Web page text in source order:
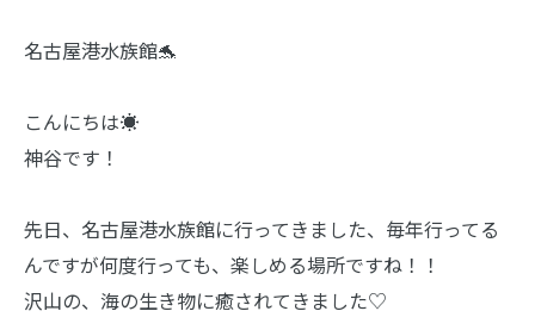
名古屋港水族館🐬
こんにちは☀️
神谷です！
先日、名古屋港水族館に行ってきました、毎年行ってる
んですが何度行っても、楽しめる場所ですね！！
沢山の、海の生き物に癒されてきました♡